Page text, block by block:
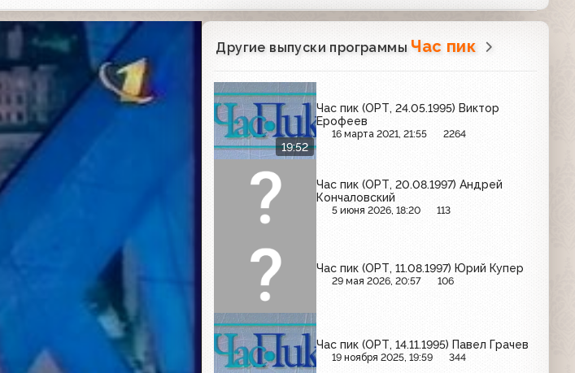
Другие выпуски программы Час пик
19:52
Час пик (ОРТ, 24.05.1995) Виктор
Ерофеев
16 марта 2021, 21:55 2264
Час пик (ОРТ, 20.08.1997) Андрей
Кончаловский
5 июня 2026, 18:20 113
Час пик (ОРТ, 11.08.1997) Юрий Купер
29 мая 2026, 20:57 106
Час пик (ОРТ, 14.11.1995) Павел Грачев
19 ноября 2025, 19:59 344